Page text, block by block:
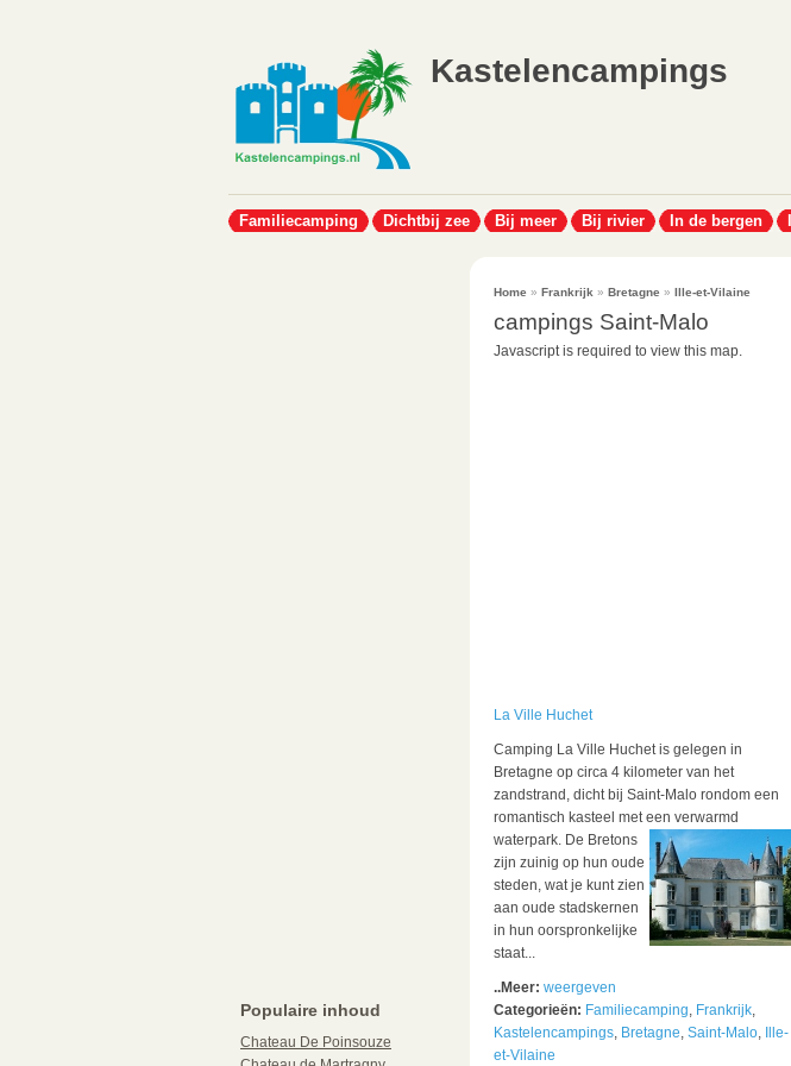
Kastelencampings
Familiecamping Dichtbij zee Bij meer Bij rivier In de bergen
Populaire inhoud
Chateau De Poinsouze
Home » Frankrijk » Bretagne » Ille-et-Vilaine
campings Saint-Malo
Javascript is required to view this map.
La Ville Huchet
Camping La Ville Huchet is gelegen in
Bretagne op circa 4 kilometer van het
zandstrand, dicht bij Saint-Malo rondom een
romantisch kasteel met een verwarmd
waterpark.De Bretons
zijn zuinig op hun oude
steden, wat je kunt zien
aan oude stadskernen
in hun oorspronkelijke
staat...
..Meer: weergeven
Categorieën: Familiecamping, Frankrijk,
Kastelencampings, Bretagne, Saint-Malo,
Ille-
et-Vilaine